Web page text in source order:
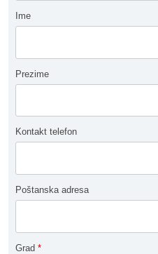
Ime
Prezime
Kontakt telefon
Poštanska adresa
Grad *